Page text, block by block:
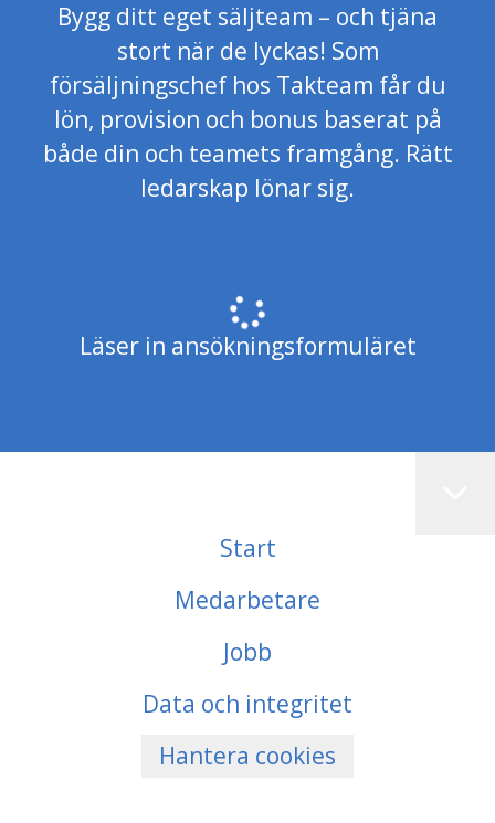
Bygg ditt eget säljteam – och tjäna
stort när de lyckas! Som
försäljningschef hos Takteam får du
lön, provision och bonus baserat på
både din och teamets framgång. Rätt
ledarskap lönar sig.
Läser in ansökningsformuläret
Start
Medarbetare
Jobb
Data och integritet
Hantera cookies